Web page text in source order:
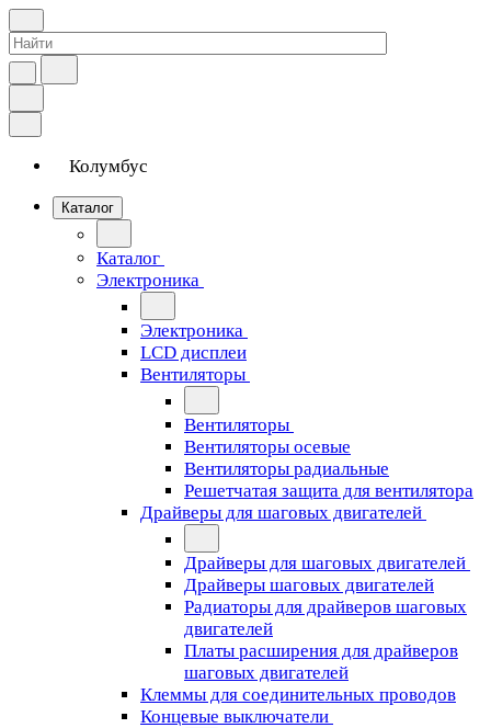
Колумбус
Каталог
Каталог
Электроника
Электроника
LCD дисплеи
Вентиляторы
Вентиляторы
Вентиляторы осевые
Вентиляторы радиальные
Решетчатая защита для вентилятора
Драйверы для шаговых двигателей
Драйверы для шаговых двигателей
Драйверы шаговых двигателей
Радиаторы для драйверов шаговых
двигателей
Платы расширения для драйверов
шаговых двигателей
Клеммы для соединительных проводов
Концевые выключатели